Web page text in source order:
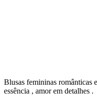
Blusas femininas românticas
essência , amor em detalhes .